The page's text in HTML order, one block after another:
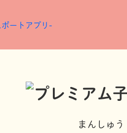
まんしゅ